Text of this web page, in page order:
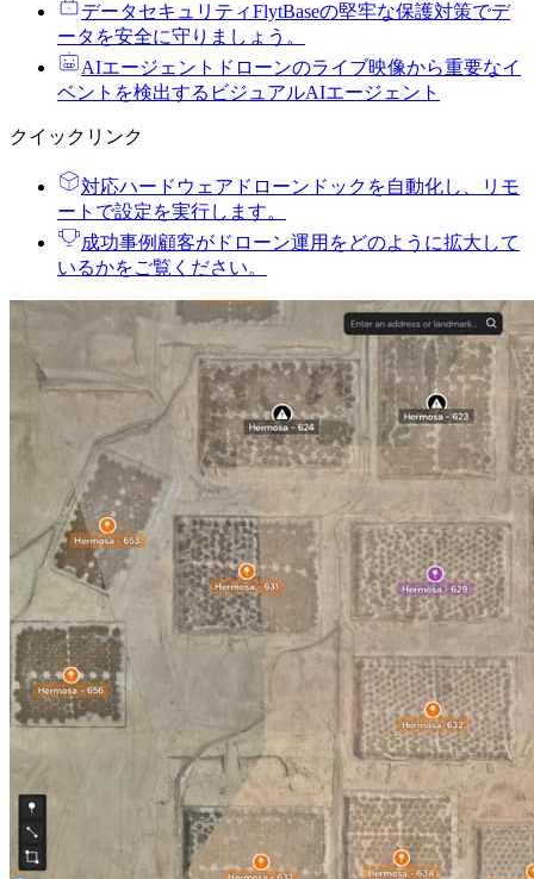
データセキュリティFlytBaseの堅牢な保護対策でデ
ータを安全に守りましょう。
AIエージェント ドローンのライブ映像から重要なイ
ベントを検出するビジュアルAIエージェント
クイックリンク
対応ハードウェア ドローンドックを自動化し、リモ
ートで設定を実行します。
成功事例 顧客がドローン運用をどのように拡大して
いるかをご覧ください。